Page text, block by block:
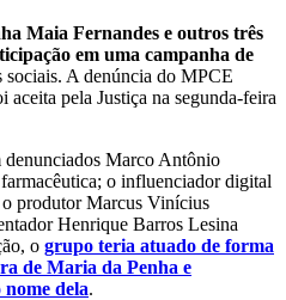
Maia Fernandes e outros três
em uma campanha de
sociais. A denúncia do MPCE
pela Justiça na segunda-feira
Marco Antônio
o influenciador digital
produtor Marcus Vinícius
Henrique Barros Lesina
o grupo teria atuado de forma
de Maria da Penha e
dela.